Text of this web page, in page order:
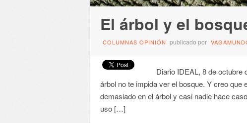
El árbol y el
COLUMNAS OPINIÓN publicado por
Diario IDEAL, 8 de octubre
árbol no te impida ver el bosque. Y creo
demasiado en el árbol y casi nadie hace
uso […]